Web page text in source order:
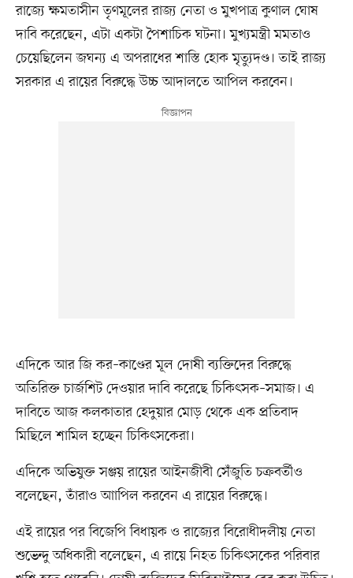
রাজ্যে ক্ষমতাসীন তৃণমূলের রাজ্য নেতা ও মুখপাত্র কুণাল ঘোষ
দাবি করেছেন, এটা একটা পৈশাচিক ঘটনা। মুখ্যমন্ত্রী মমতাও
চেয়েছিলেন জঘন্য এ অপরাধের শাস্তি হোক মৃত্যুদণ্ড। তাই রাজ্য
সরকার এ রায়ের বিরুদ্ধে উচ্চ আদালতে আপিল করবেন।
এদিকে আর জি কর–কাণ্ডের মূল দোষী ব্যক্তিদের বিরুদ্ধে
অতিরিক্ত চার্জশিট দেওয়ার দাবি করেছে চিকিৎসক–সমাজ। এ
দাবিতে আজ কলকাতার হেদুয়ার মোড় থেকে এক প্রতিবাদ
মিছিলে শামিল হচ্ছেন চিকিৎসকেরা।
এদিকে অভিযুক্ত সঞ্জয় রায়ের আইনজীবী সেঁজুতি চক্রবর্তীও
বলেছেন, তাঁরাও আাপিল করবেন এ রায়ের বিরুদ্ধে।
এই রায়ের পর বিজেপি বিধায়ক ও রাজ্যের বিরোধীদলীয় নেতা
শুভেন্দু অধিকারী বলেছেন, এ রায়ে নিহত চিকিৎসকের পরিবার